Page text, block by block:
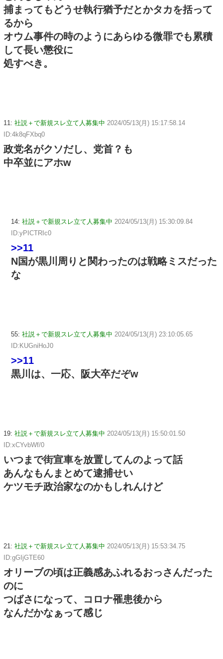
捕まってもどうせ執行猶予だとかタカを括って
るから
オウム事件の時のようにあらゆる微罪でも累積
して長い懲役に
処すべき。
11: 社説＋で新規スレ立て人募集中 2024/05/13(月) 15:17:58.14
ID:4k8qFXbq0
政党名がクソだし、党首？も
中卒並にアホw
14: 社説＋で新規スレ立て人募集中 2024/05/13(月) 15:30:09.84
ID:yPICTRIc0
>>11
N国が黒川周りと関わったのは戦略ミスだった
な
55: 社説＋で新規スレ立て人募集中 2024/05/13(月) 23:10:05.65
ID:KUGniHoJ0
>>11
黒川は、一応、阪大卒だぞw
19: 社説＋で新規スレ立て人募集中 2024/05/13(月) 15:50:01.50
ID:xCYvbWf/0
いつまで街宣車を放置してんのよって話
あんなもんまとめて逮捕せい
ケツモチ政治家なのかもしれんけど
21: 社説＋で新規スレ立て人募集中 2024/05/13(月) 15:53:34.75
ID:gGIjGTE60
オリーブの頃は正義感あふれるおっさんだった
のに
つばさになって、コロナ罹患後から
なんだかなぁって感じ